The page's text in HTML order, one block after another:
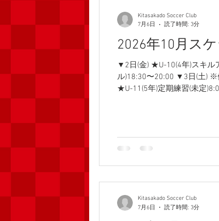
2026年10月ス
▼2日(金) ★U-10(4年)スキル
ル)18:30〜20:00 ▼3日(土)
★U-11(5年)定期練習(未定
12(6年)室内練習(交流センタ
Kitasakado Soccer Club
7月6日
読了時間: 3分
Kitasakado Soccer Club
7月6日
読了時間: 3分